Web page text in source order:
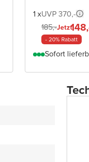
1 xUVP 370,-
185,-Jetzt
- 20% Rabatt
Sofort